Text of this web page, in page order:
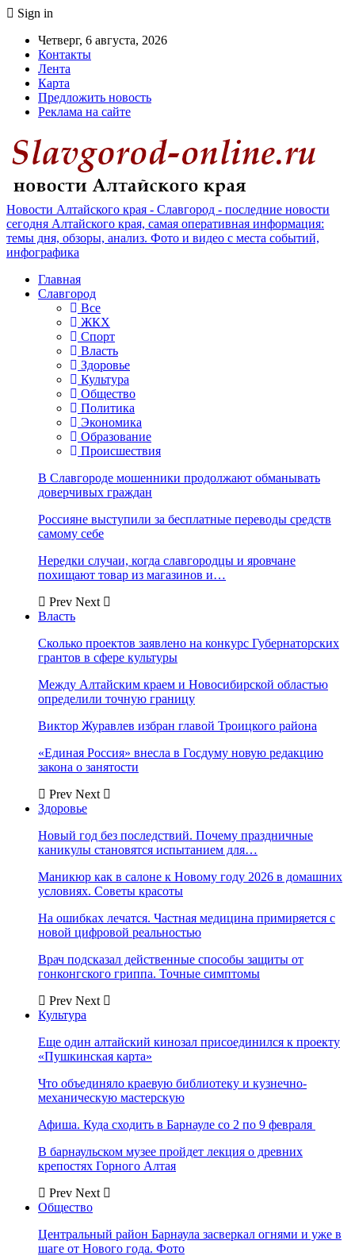
Sign in
Четверг, 6 августа, 2026
Контакты
Лента
Карта
Предложить новость
Реклама на сайте
Новости Алтайского края - Славгород - последние новости
сегодня Алтайского края, самая оперативная информация:
темы дня, обзоры, анализ. Фото и видео с места событий,
инфографика
Главная
Славгород
Все
ЖКХ
Спорт
Власть
Здоровье
Культура
Общество
Политика
Экономика
Образование
Происшествия
В Славгороде мошенники продолжают обманывать
доверчивых граждан
Россияне выступили за бесплатные переводы средств
самому себе
Нередки случаи, когда славгородцы и яровчане
похищают товар из магазинов и…
Prev Next
Власть
Сколько проектов заявлено на конкурс Губернаторских
грантов в сфере культуры
Между Алтайским краем и Новосибирской областью
определили точную границу
Виктор Журавлев избран главой Троицкого района
«Единая Россия» внесла в Госдуму новую редакцию
закона о занятости
Prev Next
Здоровье
Новый год без последствий. Почему праздничные
каникулы становятся испытанием для…
Маникюр как в салоне к Новому году 2026 в домашних
условиях. Советы красоты
На ошибках лечатся. Частная медицина примиряется с
новой цифровой реальностью
Врач подсказал действенные способы защиты от
гонконгского гриппа. Точные симптомы
Prev Next
Культура
Еще один алтайский кинозал присоединился к проекту
«Пушкинская карта»
Что объединяло краевую библиотеку и кузнечно-
механическую мастерскую
Афиша. Куда сходить в Барнауле со 2 по 9 февраля
В барнаульском музее пройдет лекция о древних
крепостях Горного Алтая
Prev Next
Общество
Центральный район Барнаула засверкал огнями и уже в
шаге от Нового года. Фото